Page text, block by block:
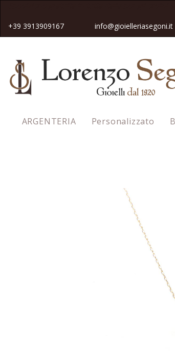
+39 3913909167 info@gioielleriasegoni.it
ARGENTERIA Personalizzato